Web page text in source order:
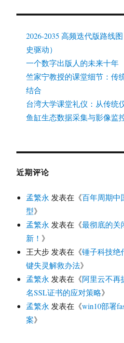
2026-2035 高频迭代版路线
史驱动）
一个数字出版人的未来十年
竺家宁教授的课堂细节：传
结合
台湾大学课堂礼仪：从传统
鱼缸生态数据采集与影像监
近期评论
孟繁永 发表在《百年周期中
型》
孟繁永 发表在《最彻底的关
新！ 》
王大步 发表在《锤子科技绝
键失灵解救办法》
孟繁永 发表在《阿里云不再
名SSL证书的应对策略》
孟繁永 发表在《win10部署
案》